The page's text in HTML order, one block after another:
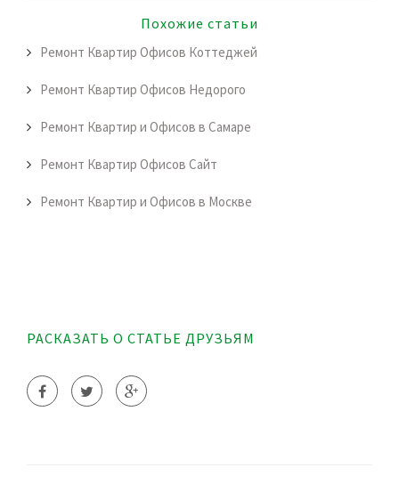
Похожие статьи
Ремонт Квартир Офисов Коттеджей
Ремонт Квартир Офисов Недорого
Ремонт Квартир и Офисов в Самаре
Ремонт Квартир Офисов Сайт
Ремонт Квартир и Офисов в Москве
РАСКАЗАТЬ О СТАТЬЕ ДРУЗЬЯМ